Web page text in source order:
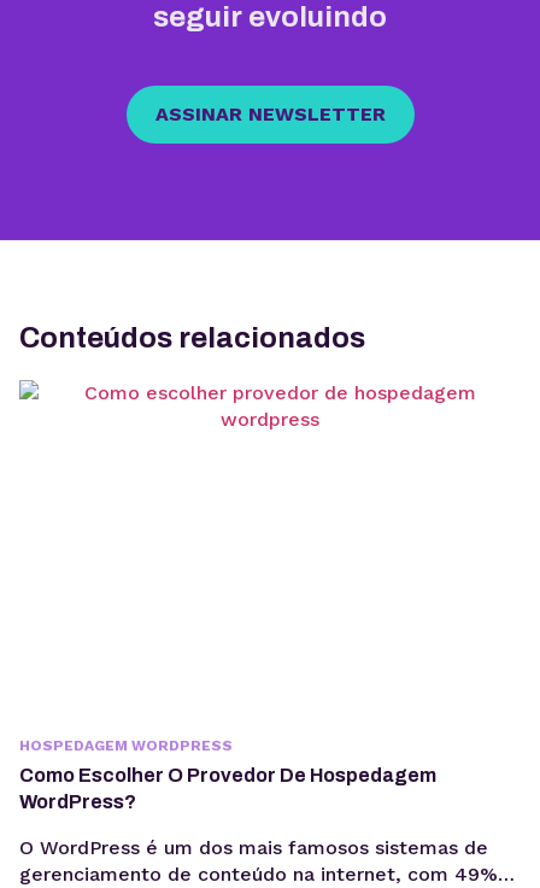
seguir evoluindo
ASSINAR NEWSLETTER
Conteúdos relacionados
HOSPEDAGEM WORDPRESS
Como Escolher O Provedor De Hospedagem
WordPress?
O WordPress é um dos mais famosos sistemas de
gerenciamento de conteúdo na internet, com 49%